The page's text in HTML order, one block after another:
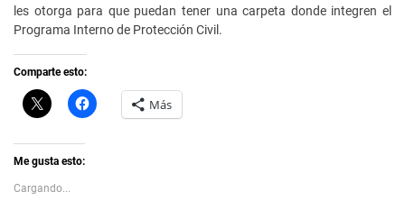
les otorga para que puedan tener una carpeta donde integren el
Programa Interno de Protección Civil.
Comparte esto:
C
l
k
t
s
h
H
a Más
Me gusta esto:
Cargando...